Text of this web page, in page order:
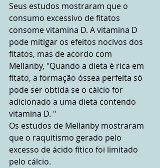
Seus estudos mostraram que o
consumo excessivo de fitatos
consome vitamina D. A vitamina D
pode mitigar os efeitos nocivos dos
fitatos, mas de acordo com
Mellanby, "Quando a dieta é rica em
fitato, a formação óssea perfeita só
pode ser obtida se o cálcio for
adicionado a uma dieta contendo
vitamina D. "
Os estudos de Mellanby mostraram
que o raquitismo gerado pelo
excesso de ácido fítico foi limitado
pelo cálcio.